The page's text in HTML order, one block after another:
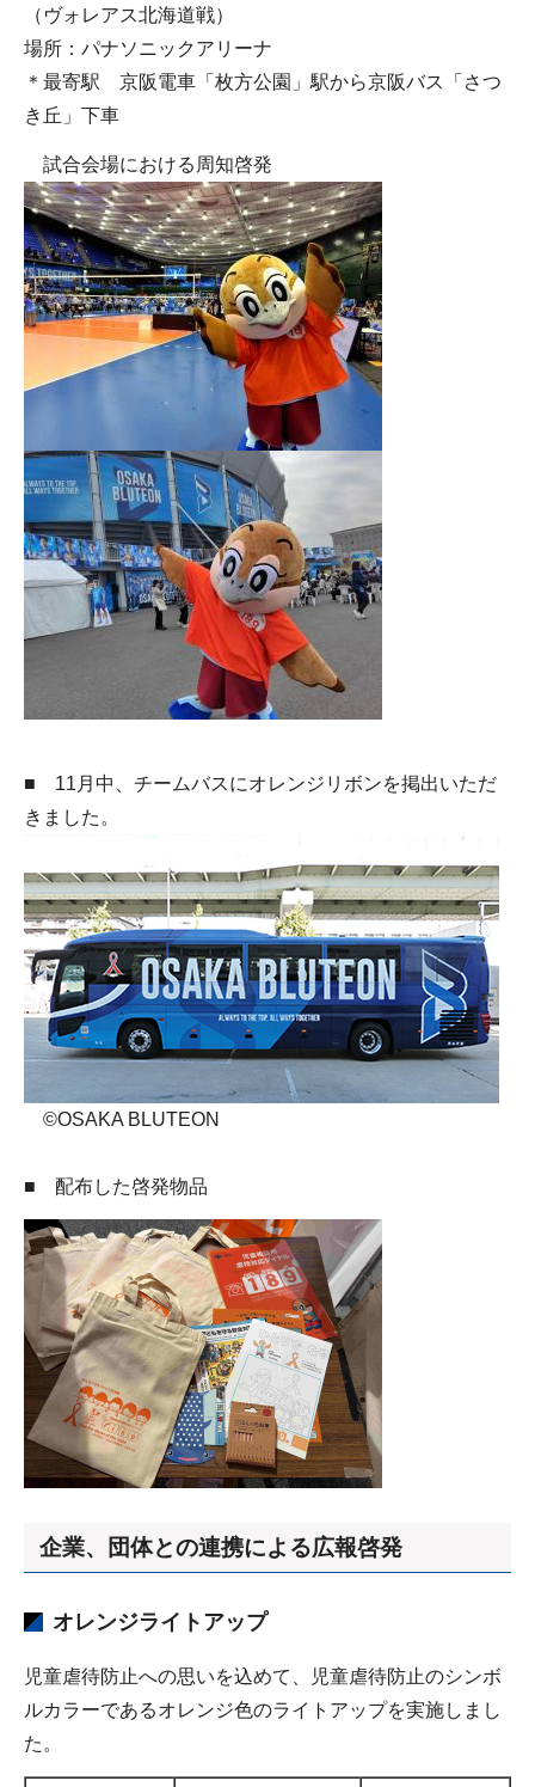
（ヴォレアス北海道戦）
場所：パナソニックアリーナ
＊最寄駅 京阪電車「枚方公園」駅から京阪バス「さつ
き丘」下車
試合会場における周知啓発
■ 11月中、チームバスにオレンジリボンを掲出いただ
きました。
©OSAKA BLUTEON
■ 配布した啓発物品
企業、団体との連携による広報啓発
オレンジライトアップ
児童虐待防止への思いを込めて、児童虐待防止のシンボ
ルカラーであるオレンジ色のライトアップを実施しまし
た。